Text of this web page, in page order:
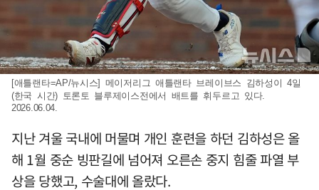
[애틀랜타=AP/뉴시스] 메이저리그 애틀랜타 브레이브스 김하성이 4일
(한국 시간) 토론토 블루제이스전에서 배트를 휘두르고 있다.
2026.06.04.
지난 겨울 국내에 머물며 개인 훈련을 하던 김하성은 올
해 1월 중순 빙판길에 넘어져 오른손 중지 힘줄 파열 부
상을 당했고, 수술대에 올랐다.